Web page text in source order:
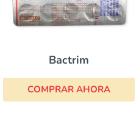
Metronidazole
COMPRAR AHORA